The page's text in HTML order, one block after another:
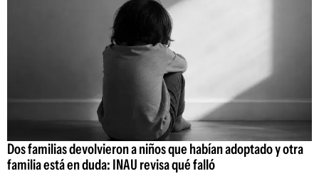
Dos familias devolvieron a niños que habían adoptado y otra
familia está en duda: INAU revisa qué falló